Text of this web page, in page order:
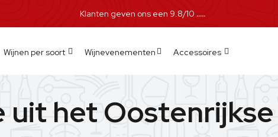
Klanten geven ons een 9.8/10
Wijnen per soort Wijnevenementen Accessoires
uit het